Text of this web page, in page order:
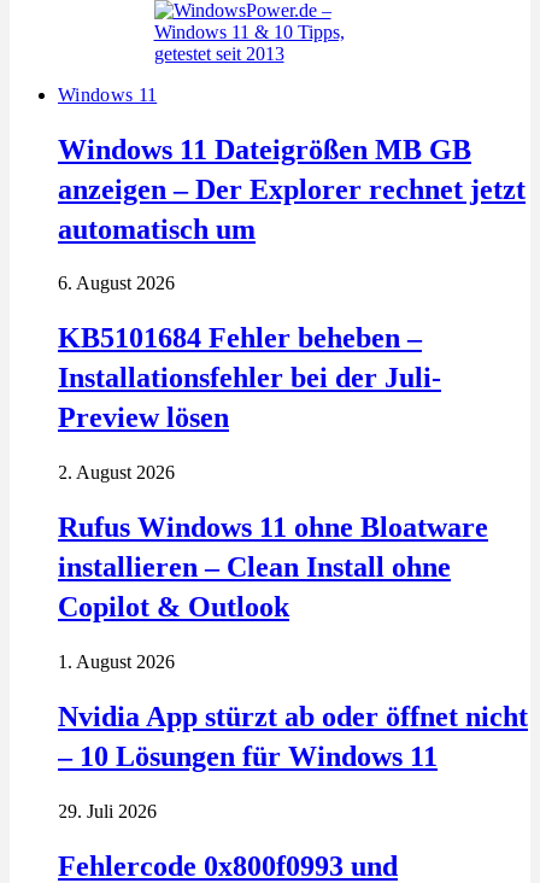
Windows 11
Windows 11 Dateigrößen MB GB
anzeigen – Der Explorer rechnet jetzt
automatisch um
6. August 2026
KB5101684 Fehler beheben –
Installationsfehler bei der Juli-
Preview lösen
2. August 2026
Rufus Windows 11 ohne Bloatware
installieren – Clean Install ohne
Copilot & Outlook
1. August 2026
Nvidia App stürzt ab oder öffnet nicht
– 10 Lösungen für Windows 11
29. Juli 2026
Fehlercode 0x800f0993 und